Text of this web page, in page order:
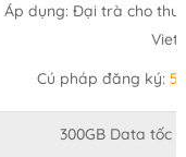
Áp dụng: Đại trà cho
Cú pháp đăng ký:
300GB Data tốc